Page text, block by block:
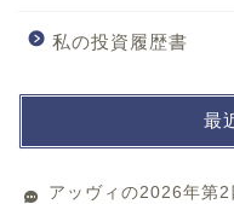
私の投資履歴書
最
アッヴィの2026年第